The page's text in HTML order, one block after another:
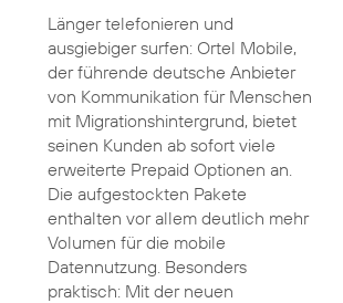
Länger telefonieren und
ausgiebiger surfen: Ortel Mobile,
der führende deutsche Anbieter
von Kommunikation für Menschen
mit Migrationshintergrund, bietet
seinen Kunden ab sofort viele
erweiterte Prepaid Optionen an.
Die aufgestockten Pakete
enthalten vor allem deutlich mehr
Volumen für die mobile
Datennutzung. Besonders
praktisch: Mit der neuen